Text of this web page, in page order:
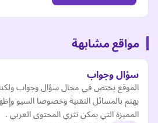
مواقع مشابهة
سؤال وجواب
الموقع يختص في مجال سؤال وجواب ولكنه
يهتم بالمسائل التقنية وخصوصا السيو
المميزة التي يمكن تثري المحتوى العربي .